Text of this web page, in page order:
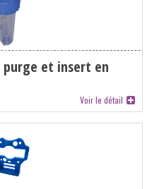
et insert en
Voir le détail